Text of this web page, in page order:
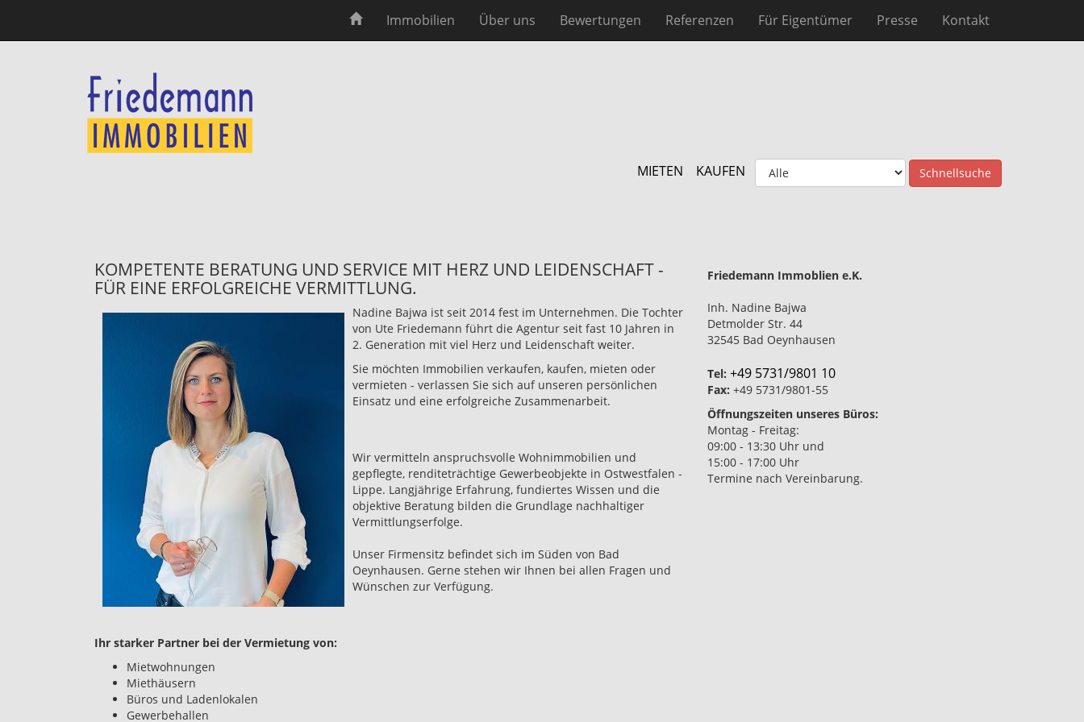
Immobilien Über uns Bewertungen Referenzen Für Eigentümer Presse Kontakt
MIETEN KAUFEN Schnellsuche
KOMPETENTE BERATUNG UND SERVICE MIT HERZ UND LEIDENSCHAFT -
FÜR EINE ERFOLGREICHE VERMITTLUNG.
Nadine Bajwa ist seit 2014 fest im Unternehmen. Die Tochter
von Ute Friedemann führt die Agentur seit fast 10 Jahren in
2. Generation mit viel Herz und Leidenschaft weiter.
Sie möchten Immobilien verkaufen, kaufen, mieten oder
vermieten - verlassen Sie sich auf unseren persönlichen
Einsatz und eine erfolgreiche Zusammenarbeit.
Wir vermitteln anspruchsvolle Wohnimmobilien und
gepflegte, renditeträchtige Gewerbeobjekte in Ostwestfalen -
Lippe. Langjährige Erfahrung, fundiertes Wissen und die
objektive Beratung bilden die Grundlage nachhaltiger
Vermittlungserfolge.
Unser Firmensitz befindet sich im Süden von Bad
Oeynhausen. Gerne stehen wir Ihnen bei allen Fragen und
Wünschen zur Verfügung.
Ihr starker Partner bei der Vermietung von:
Mietwohnungen
Miethäusern
Büros und Ladenlokalen
Gewerbehallen
Friedemann Immoblien e.K.
Inh. Nadine Bajwa
Detmolder Str. 44
32545 Bad Oeynhausen
Tel: +49 5731/9801 10
Fax: +49 5731/9801-55
Öffnungszeiten unseres Büros:
Montag - Freitag:
09:00 - 13:30 Uhr und
15:00 - 17:00 Uhr
Termine nach Vereinbarung.